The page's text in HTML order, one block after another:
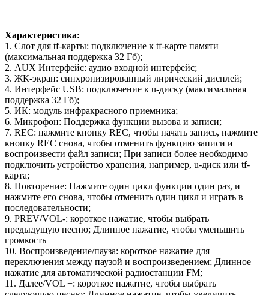
Характеристика:
1. Слот для tf-карты: подключение к tf-карте памяти
(максимальная поддержка 32 Гб);
2. AUX Интерфейс: аудио входной интерфейс;
3. ЖК-экран: синхронизированный лирический дисплей;
4. Интерфейс USB: подключение к u-диску (максимальная
поддержка 32 Гб);
5. ИК: модуль инфракрасного приемника;
6. Микрофон: Поддержка функции вызова и записи;
7. REC: нажмите кнопку REC, чтобы начать запись, нажмите
кнопку REC снова, чтобы отменить функцию записи и
воспроизвести файл записи; При записи более необходимо
подключить устройство хранения, например, u-диск или tf-
карта;
8. Повторение: Нажмите один цикл функции один раз, и
нажмите его снова, чтобы отменить один цикл и играть в
последовательности;
9. PREV/VOL-: короткое нажатие, чтобы выбрать
предыдущую песню; Длинное нажатие, чтобы уменьшить
громкость
10. Воспроизведение/пауза: короткое нажатие для
переключения между паузой и воспроизведением; Длинное
нажатие для автоматической радиостанции FM;
11. Далее/VOL +: короткое нажатие, чтобы выбрать